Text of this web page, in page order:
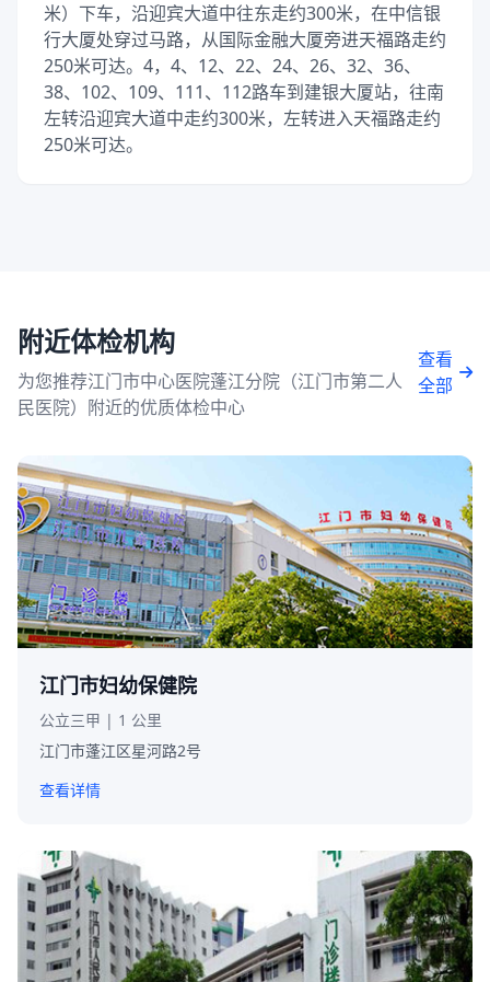
米）下车，沿迎宾大道中往东走约300米，在中信银
行大厦处穿过马路，从国际金融大厦旁进天福路走约
250米可达。4，4、12、22、24、26、32、36、
38、102、109、111、112路车到建银大厦站，往南
左转沿迎宾大道中走约300米，左转进入天福路走约
250米可达。
附近体检机构
为您推荐江门市中心医院蓬江分院（江门市第二人
民医院）附近的优质体检中心
查看
全部
江门市妇幼保健院
公立三甲 | 1 公里
江门市蓬江区星河路2号
查看详情